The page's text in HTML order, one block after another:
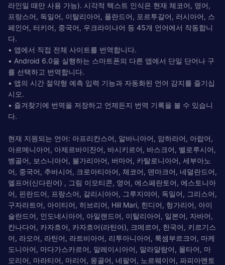
라인일 때만 사용 가능). 시각적 텍스트 인식은 현재 체코어, 영어,
프랑스어, 독일어, 이탈리아어, 폴란드어, 포르투갈어, 러시아어, 스
페인어, 터키어, 중국어, 우크라이나어 등 45개 언어에서 작동합니
다.
• 앱에서 직접 전체 사이트를 번역합니다.
• Android 6.0을 실행하는 스마트폰의 다른 앱에서 단일 단어나 구
를 선택하고 번역합니다.
• 앱의 시간 절약형 예측 입력 기능과 자동화된 언어 감지를 즐기십
시오.
• 즐겨찾기에 번역을 저장하고 언제든지 번역 기록을 볼 수 있습니
다.
현재 지원되는 언어: 아프리칸스어, 알바니아어, 암하라어, 아랍어,
아르메니아어, 아제르바이잔어, 바시키르어, 바스크어, 벨로루시어,
벵골어, 보스니아어, 불가리아어, 버마어, 카탈로니아어, 세부아노
어, 중국어, 추바시어, 크로아티아어, 체코어, 덴마크어, 네덜란드어,
엘프어(신다린어) , 그림 이모티콘, 영어, 에스페란토어, 에스토니아
어, 핀란드어, 프랑스어, 갈리시아어, 그루지야어, 독일어, 그리스어,
구자라트어, 아이티어, 히브리어, Hill Mari, 힌디어, 헝가리어, 아이
슬란드어, 인도네시아어, 아일랜드어, 이탈리아어, 일본어, 자바어,
칸나다어, 카자흐어, 카자흐어(라틴어), 크메르어, 한국어, 키르기스
어, 라오어, 라틴어, 라트비아어, 리투아니아어, 룩셈부르크어, 마케
도니아어, 마다가스카르어, 말레이시아어, 말라얄람어, 몰타어, 마
오리어, 마라티어, 마리어, 몽골어, 네팔어, 노르웨이어, 파피아멘토